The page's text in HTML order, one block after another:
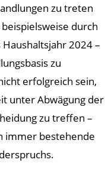
zu treten
durch
2024 –
zu
erfolgreich sein,
unter Abwägung der
zu treffen –
immer bestehende